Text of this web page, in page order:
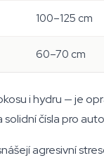
100–125 cm
60–70 cm
i hydru — je
čísla pro
agresivní